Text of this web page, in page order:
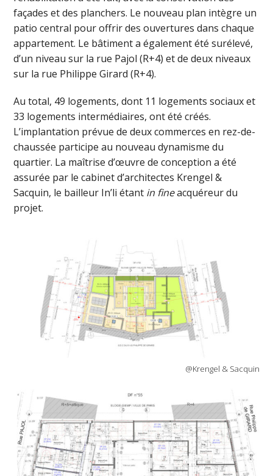
façades et des planchers. Le nouveau plan intègre un
patio central pour offrir des ouvertures dans chaque
appartement. Le bâtiment a également été surélevé,
d’un niveau sur la rue Pajol (R+4) et de deux niveaux
sur la rue Philippe Girard (R+4).
Au total, 49 logements, dont 11 logements sociaux et
33 logements intermédiaires, ont été créés.
L’implantation prévue de deux commerces en rez-de-
chaussée participe au nouveau dynamisme du
quartier. La maîtrise d’œuvre de conception a été
assurée par le cabinet d’architectes Krengel &
Sacquin, le bailleur In’li étant in fineacquéreur du
projet.
@Krengel & Sacquin